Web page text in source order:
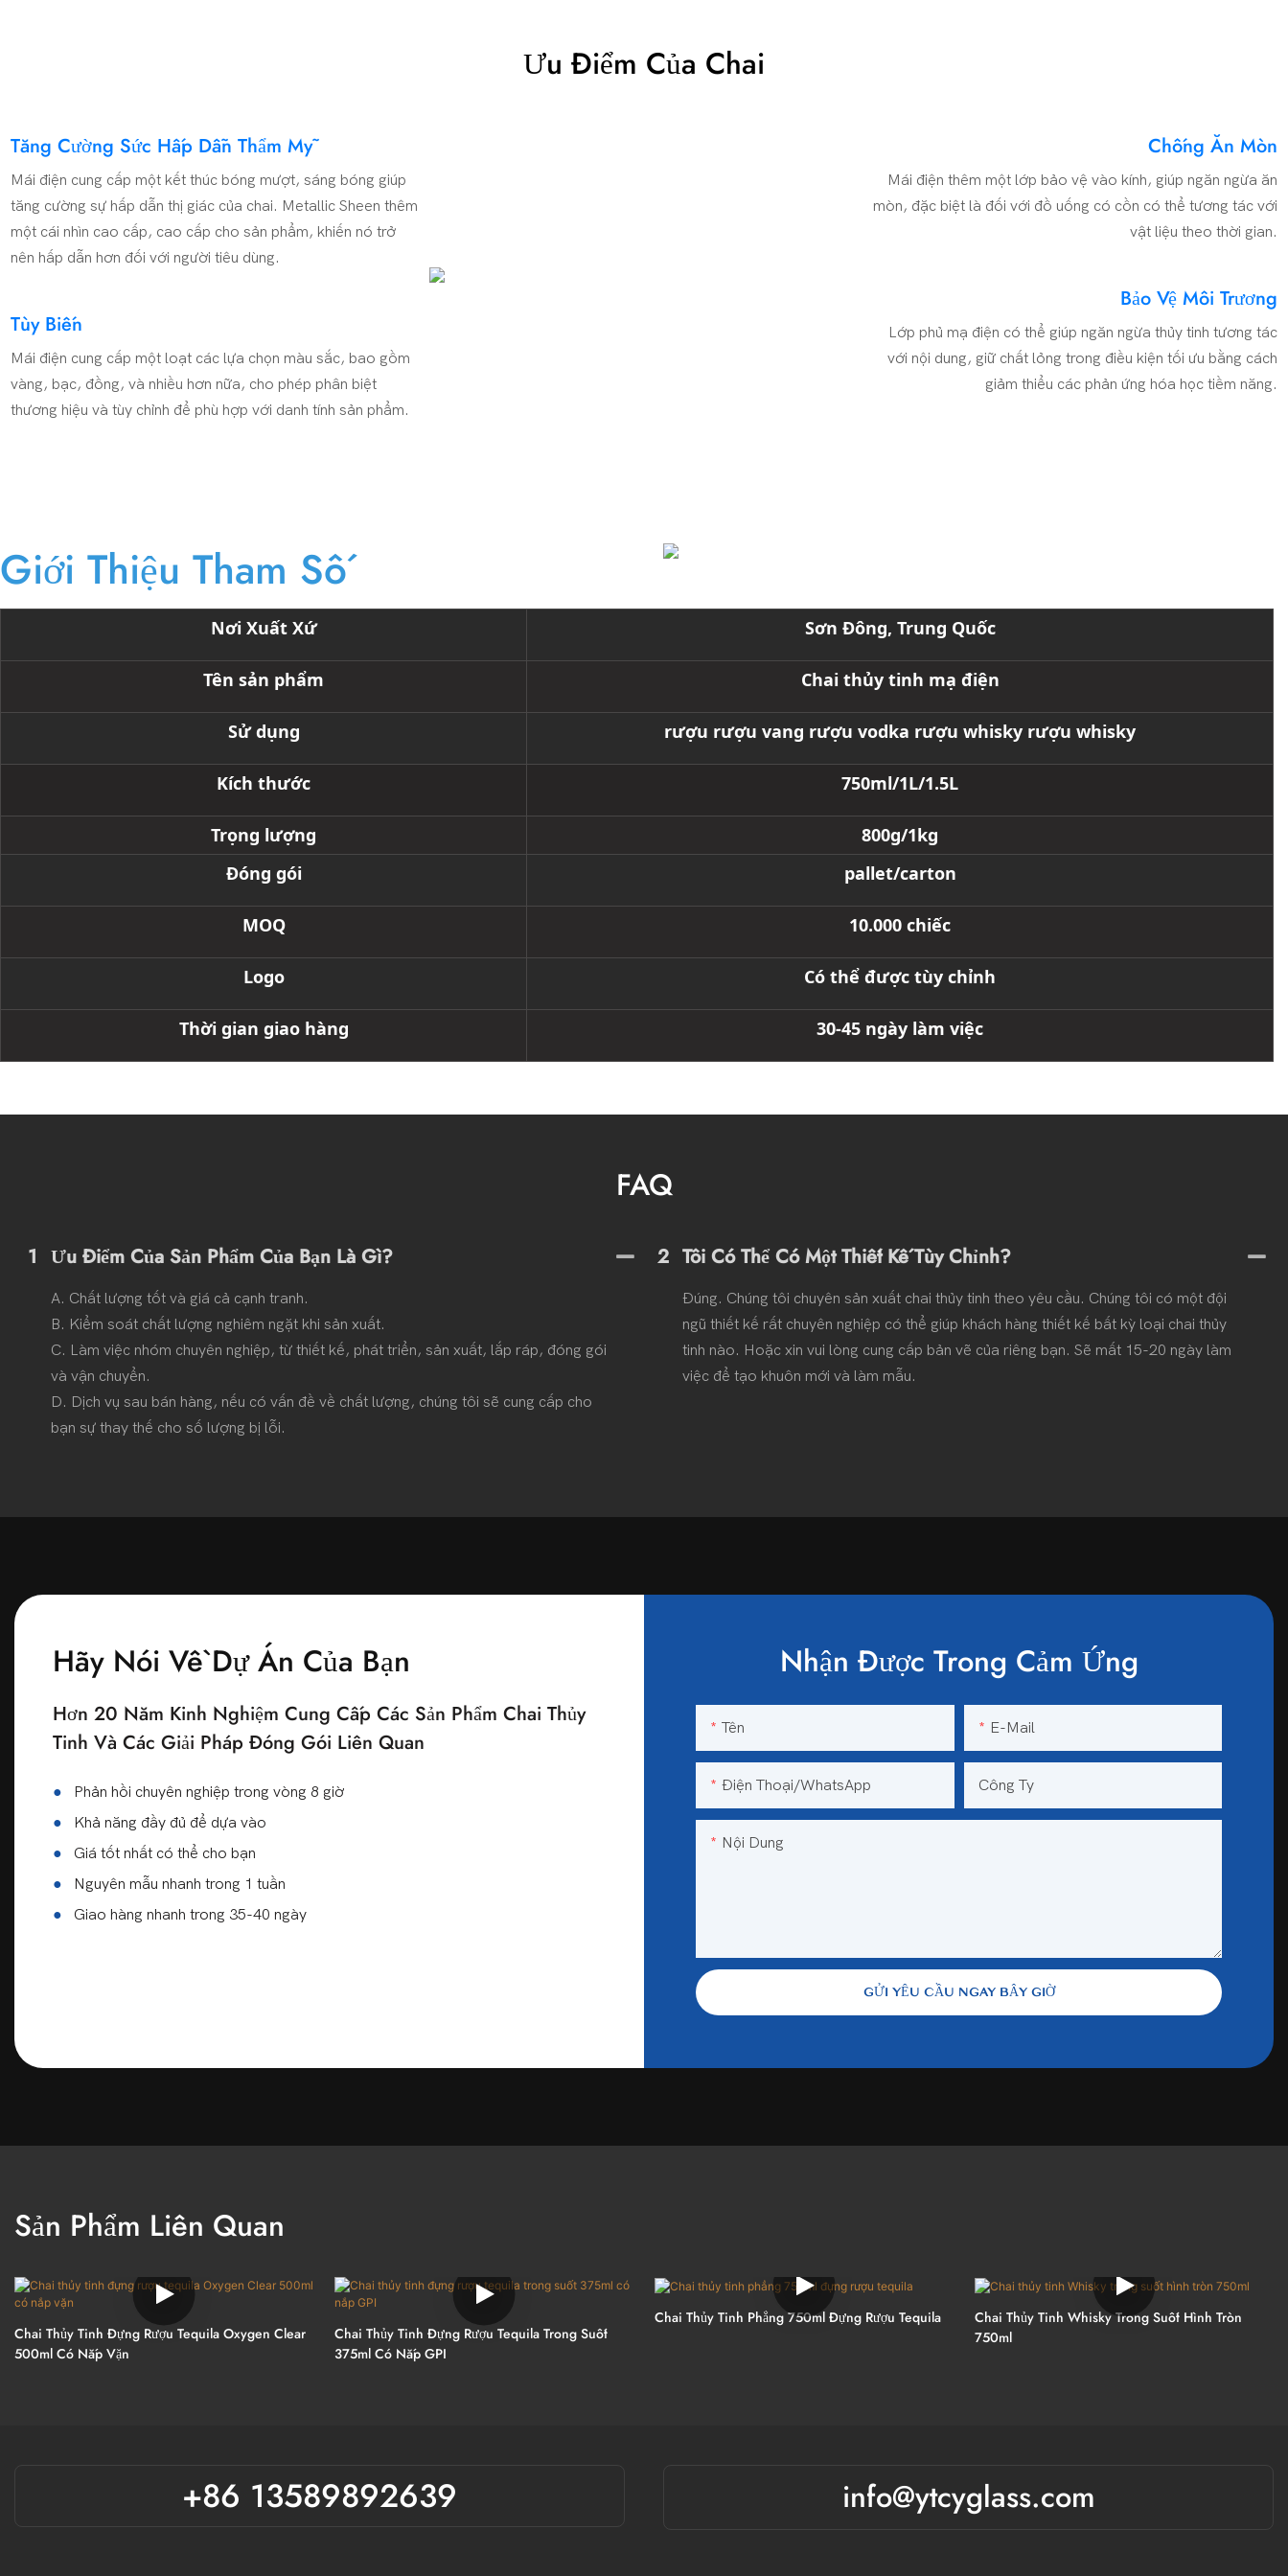
Ưu Điểm Của Chai
Tăng Cường Sức Hấp Dẫn Thẩm Mỹ
Mái điện cung cấp một kết thúc bóng mượt, sáng bóng giúp
tăng cường sự hấp dẫn thị giác của chai. Metallic Sheen thêm
một cái nhìn cao cấp, cao cấp cho sản phẩm, khiến nó trở
nên hấp dẫn hơn đối với người tiêu dùng.
Tùy Biến
Mái điện cung cấp một loạt các lựa chọn màu sắc, bao gồm
vàng, bạc, đồng, và nhiều hơn nữa, cho phép phân biệt
thương hiệu và tùy chỉnh để phù hợp với danh tính sản phẩm.
Chống Ăn Mòn
Mái điện thêm một lớp bảo vệ vào kính, giúp ngăn ngừa ăn
mòn, đặc biệt là đối với đồ uống có cồn có thể tương tác với
vật liệu theo thời gian.
Bảo Vệ Môi Trương
Lớp phủ mạ điện có thể giúp ngăn ngừa thủy tinh tương tác
với nội dung, giữ chất lỏng trong điều kiện tối ưu bằng cách
giảm thiểu các phản ứng hóa học tiềm năng.
Giới Thiệu Tham Số
Nơi Xuất Xứ Sơn Đông, Trung Quốc
Tên sản phẩm Chai thủy tinh mạ điện
Sử dụng rượu rượu vang rượu vodka rượu whisky rượu whisky
Kích thước 750ml/1L/1.5L
Trọng lượng
800g/1kg
Đóng gói
pallet/carton
MOQ 10.000 chiếc
Logo Có thể được tùy chỉnh
Thời gian giao hàng 30-45 ngày làm việc
FAQ
1 Ưu Điểm Của Sản Phẩm Của Bạn Là Gì?
A. Chất lượng tốt và giá cả cạnh tranh.
B. Kiểm soát chất lượng nghiêm ngặt khi sản xuất.
C. Làm việc nhóm chuyên nghiệp, từ thiết kế, phát triển, sản xuất, lắp ráp, đóng gói
và vận chuyển.
D. Dịch vụ sau bán hàng, nếu có vấn đề về chất lượng, chúng tôi sẽ cung cấp cho
bạn sự thay thế cho số lượng bị lỗi.
2 Tôi Có Thể Có Một Thiết Kế Tùy Chỉnh?
Đúng. Chúng tôi chuyên sản xuất chai thủy tinh theo yêu cầu. Chúng tôi có một đội
ngũ thiết kế rất chuyên nghiệp có thể giúp khách hàng thiết kế bất kỳ loại chai thủy
tinh nào. Hoặc xin vui lòng cung cấp bản vẽ của riêng bạn. Sẽ mất 15-20 ngày làm
việc để tạo khuôn mới và làm mẫu.
Hãy Nói Về Dự Án Của Bạn
Hơn 20 Năm Kinh Nghiệm Cung Cấp Các Sản Phẩm Chai Thủy
Tinh Và Các Giải Pháp Đóng Gói Liên Quan
●
Phản hồi chuyên nghiệp trong vòng 8 giờ
●
Khả năng đầy đủ để dựa vào
●
Giá tốt nhất có thể cho bạn
●
Nguyên mẫu nhanh trong 1 tuần
●
Giao hàng nhanh trong 35-40 ngày
Nhận Được Trong Cảm Ứng
Tên E-Mail
Điện Thoại/WhatsApp Công Ty
Nội Dung
GỬI YÊU CẦU NGAY BÂY GIỜ
Sản Phẩm Liên Quan
Chai Thủy Tinh Đựng Rượu Tequila Oxygen Clear
500ml Có Nắp Vặn
Chai Thủy Tinh Đựng Rượu Tequila Trong Suốt
375ml Có Nắp GPI
Chai Thủy Tinh Phẳng 750ml Đựng Rượu Tequila
Chai Thủy Tinh Whisky Trong Suốt Hình Tròn
750ml
+86 13589892639 info@ytcyglass.com